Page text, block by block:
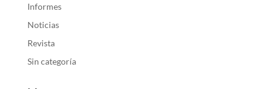
Informes
Noticias
Revista
Sin categoría